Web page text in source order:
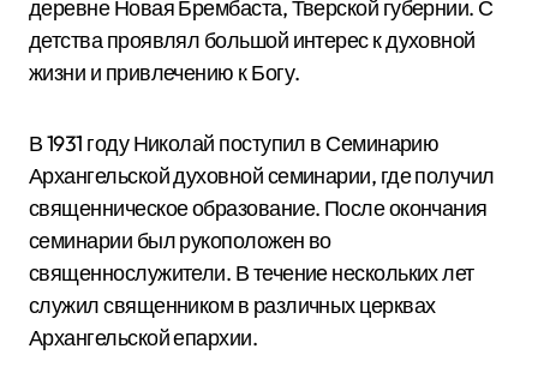
деревне Новая Брембаста, Тверской губернии. С
детства проявлял большой интерес к духовной
жизни и привлечению к Богу.
В 1931 году Николай поступил в Семинарию
Архангельской духовной семинарии, где получил
священническое образование. После окончания
семинарии был рукоположен во
священнослужители. В течение нескольких лет
служил священником в различных церквах
Архангельской епархии.